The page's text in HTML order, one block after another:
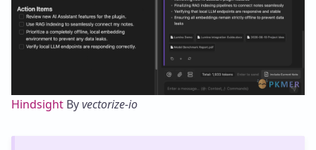
Hindsight Byvectorize-io